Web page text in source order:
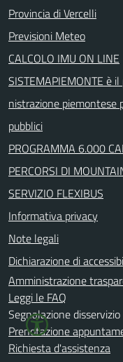
Provincia di Vercelli
Previsioni Meteo
CALCOLO IMU ON LINE
SISTEMAPIEMONTE è
nistrazione piemontese
pubblici
PROGRAMMA 6.000
PERCORSI DI
SERVIZIO FLEXIBUS
Informativa privacy
Note legali
Dichiarazione di
Amministrazione
Leggi le FAQ
Segnalazione disservizio
Prenotazione
Richiesta d'assistenza